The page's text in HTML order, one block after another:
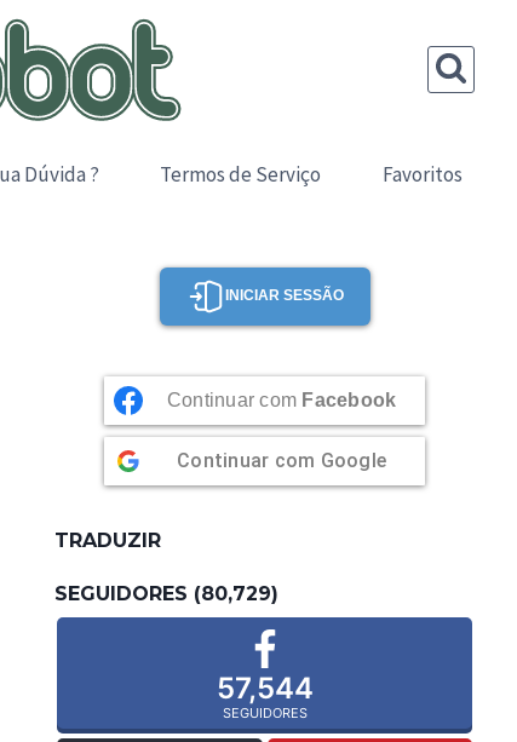
Dúvida ? Termos de Serviço Favoritos
INICIAR SESSÃO
Continuar com Facebook
Continuar com Google
TRADUZIR
SEGUIDORES (80,729)
57,544
SEGUIDORES